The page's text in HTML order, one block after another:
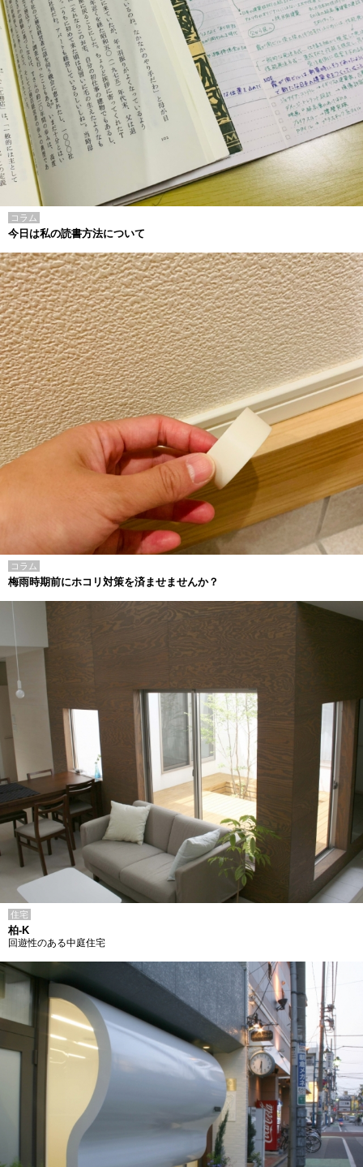
コラム
今日は私の読書方法について
コラム
梅雨時期前にホコリ対策を済ませませんか？
住宅
柏-K
回遊性のある中庭住宅